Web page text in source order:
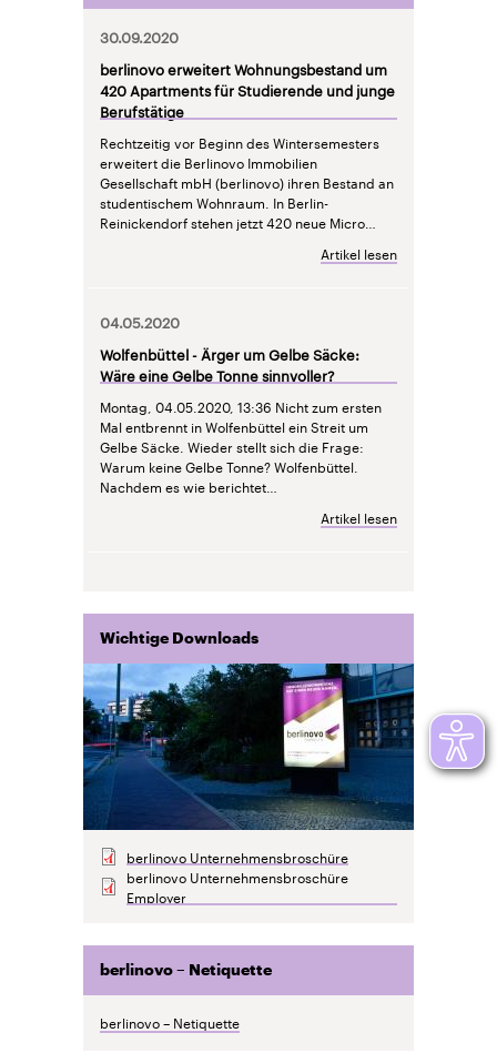
30.09.2020
berlinovo erweitert Wohnungsbestand um
420 Apartments für Studierende und junge
Berufstätige
Rechtzeitig vor Beginn des Wintersemesters
erweitert die Berlinovo Immobilien
Gesellschaft mbH (berlinovo) ihren Bestand an
studentischem Wohnraum. In Berlin-
Reinickendorf stehen jetzt 420 neue Micro…
Artikel lesen
04.05.2020
Wolfenbüttel - Ärger um Gelbe Säcke:
Wäre eine Gelbe Tonne sinnvoller?
Montag, 04.05.2020, 13:36 Nicht zum ersten
Mal entbrennt in Wolfenbüttel ein Streit um
Gelbe Säcke. Wieder stellt sich die Frage:
Warum keine Gelbe Tonne?Wolfenbüttel.
Nachdem eswie berichtet…
Artikel lesen
Wichtige Downloads
berlinovo Unternehmensbroschüre
berlinovo Unternehmensbroschüre
Employer
berlinovo – Netiquette
berlinovo – Netiquette